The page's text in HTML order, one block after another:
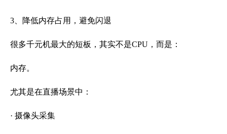
3、降低内存占用，避免闪退
很多千元机最大的短板，其实不是CPU，而是：
内存。
尤其是在直播场景中：
· 摄像头采集